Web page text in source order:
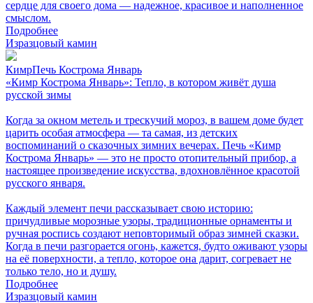
сердце для своего дома — надежное, красивое и наполненное
смыслом.
Подробнее
Изразцовый камин
КимрПечь Кострома Январь
«Кимр Кострома Январь»: Тепло, в котором живёт душа
русской зимы
Когда за окном метель и трескучий мороз, в вашем доме будет
царить особая атмосфера — та самая, из детских
воспоминаний о сказочных зимних вечерах. Печь «Кимр
Кострома Январь» — это не просто отопительный прибор, а
настоящее произведение искусства, вдохновлённое красотой
русского января.
Каждый элемент печи рассказывает свою историю:
причудливые морозные узоры, традиционные орнаменты и
ручная роспись создают неповторимый образ зимней сказки.
Когда в печи разгорается огонь, кажется, будто оживают узоры
на её поверхности, а тепло, которое она дарит, согревает не
только тело, но и душу.
Подробнее
Изразцовый камин